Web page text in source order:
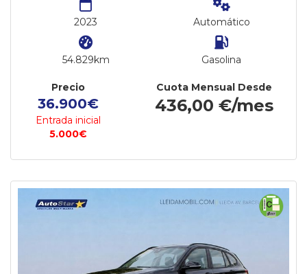
2023
54.829km
Automático
Gasolina
Precio
36.900€
Entrada inicial
5.000€
Cuota Mensual Desde
436,00 €/mes